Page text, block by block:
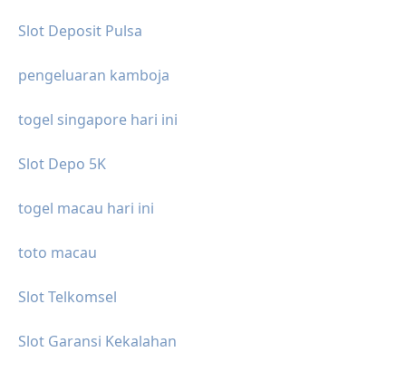
Slot Deposit Pulsa
pengeluaran kamboja
togel singapore hari ini
Slot Depo 5K
togel macau hari ini
toto macau
Slot Telkomsel
Slot Garansi Kekalahan